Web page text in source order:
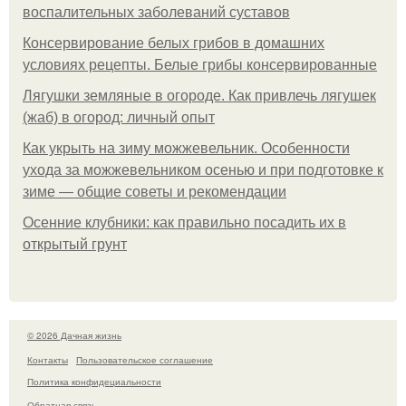
воспалительных заболеваний суставов
Консервирование белых грибов в домашних
условиях рецепты. Белые грибы консервированные
Лягушки земляные в огороде. Как привлечь лягушек
(жаб) в огород: личный опыт
Как укрыть на зиму можжевельник. Особенности
ухода за можжевельником осенью и при подготовке к
зиме — общие советы и рекомендации
Осенние клубники: как правильно посадить их в
открытый грунт
© 2026 Дачная жизнь
Контакты
Пользовательское соглашение
Политика конфидециальности